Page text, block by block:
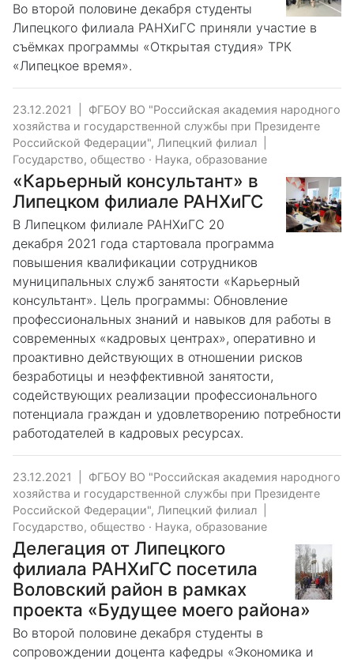
Во второй половине декабря студенты
Липецкого филиала РАНХиГС приняли участие в
съёмках программы «Открытая студия» ТРК
«Липецкое время».
23.12.2021
ФГБОУ ВО "Российская академия народного
хозяйства и государственной службы при Президенте
Российской Федерации", Липецкий филиал
Государство, общество · Наука, образование
«Карьерный консультант» в
Липецком филиале РАНХиГС
В Липецком филиале РАНХиГС 20
декабря 2021 года стартовала программа
повышения квалификации сотрудников
муниципальных служб занятости «Карьерный
консультант». Цель программы: Обновление
профессиональных знаний и навыков для работы в
современных «кадровых центрах», оперативно и
проактивно действующих в отношении рисков
безработицы и неэффективной занятости,
содействующих реализации профессионального
потенциала граждан и удовлетворению потребности
работодателей в кадровых ресурсах.
23.12.2021
ФГБОУ ВО "Российская академия народного
хозяйства и государственной службы при Президенте
Российской Федерации", Липецкий филиал
Государство, общество · Наука, образование
Делегация от Липецкого
филиала РАНХиГС посетила
Воловский район в рамках
проекта «Будущее моего района»
Во второй половине декабря студенты в
сопровождении доцента кафедры «Экономика и